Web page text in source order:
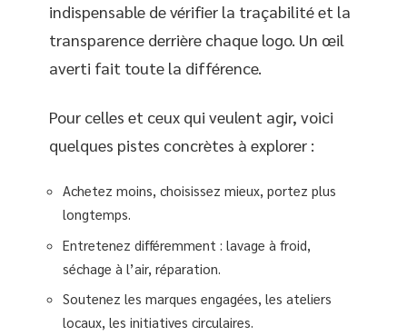
indispensable de vérifier la traçabilité et la
transparence derrière chaque logo. Un œil
averti fait toute la différence.
Pour celles et ceux qui veulent agir, voici
quelques pistes concrètes à explorer :
Achetez moins, choisissez mieux, portez plus
longtemps.
Entretenez différemment : lavage à froid,
séchage à l’air, réparation.
Soutenez les marques engagées, les ateliers
locaux, les initiatives circulaires.